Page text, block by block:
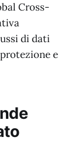
Cross-
di dati
e